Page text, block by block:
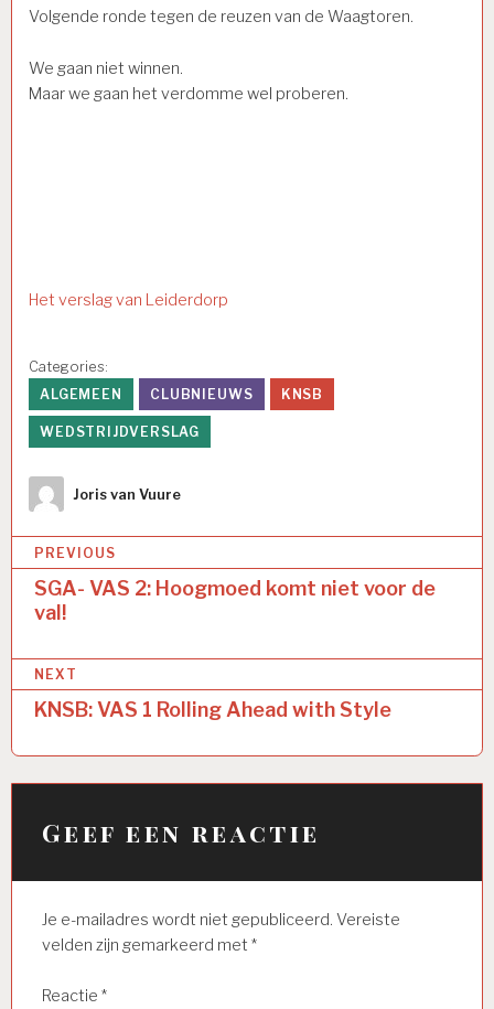
Volgende ronde tegen de reuzen van de Waagtoren.
We gaan niet winnen.
Maar we gaan het verdomme wel proberen.
Het verslag van Leiderdorp
Categories:
ALGEMEEN
CLUBNIEUWS KNSB
WEDSTRIJDVERSLAG
Author
Joris van Vuure
Bericht
navigatie
PREVIOUS
SGA- VAS 2: Hoogmoed komt niet voor de
val!
NEXT
KNSB: VAS 1 Rolling Ahead with Style
Geef een reactie
Je e-mailadres wordt niet gepubliceerd. Vereiste
velden zijn gemarkeerd met *
Reactie *